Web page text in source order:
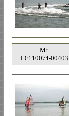
Mr.
ID:110074-00403